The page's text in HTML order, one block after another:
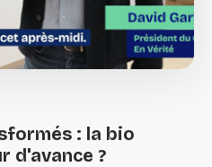
: la bio
d'avance ?